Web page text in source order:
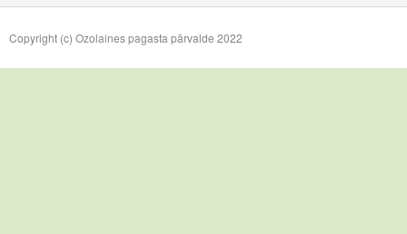
Copyright (c) Ozolaines pagasta pārvalde 2022